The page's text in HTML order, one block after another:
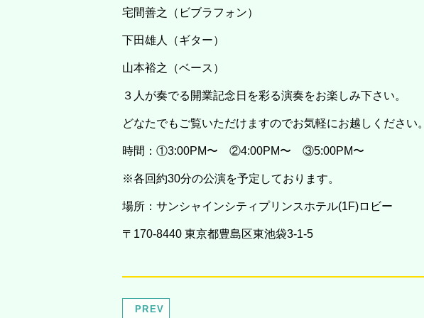
宅間善之（ビブラフォン）
下田雄人（ギター）
山本裕之（ベース）
３人が奏でる開業記念日を彩る演奏をお楽しみ下さい。
どなたでもご覧いただけますのでお気軽にお越しください。
時間：①3:00PM〜 ②4:00PM〜 ③5:00PM〜
※各回約30分の公演を予定しております。
場所：サンシャインシティプリンスホテル(1F)ロビー
〒170-8440 東京都豊島区東池袋3-1-5
PREV